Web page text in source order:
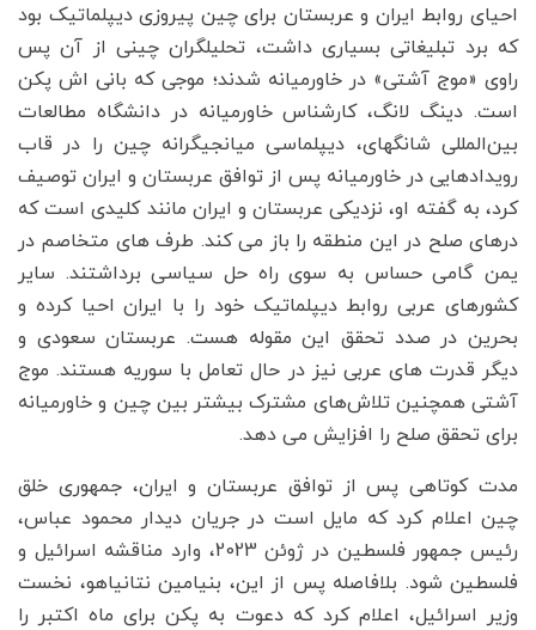
احیای روابط ایران و عربستان برای چین پیروزی دیپلماتیک بود
که برد تبلیغاتی بسیاری داشت، تحلیلگران چینی از آن پس
راوی «موج آشتی» در خاورمیانه شدند؛ موجی که بانی اش پکن
است. دینگ لانگ، کارشناس خاورمیانه در دانشگاه مطالعات
بین‌المللی شانگهای، دیپلماسی میانجیگرانه چین را در قاب
رویدادهایی در خاورمیانه پس از توافق عربستان و ایران توصیف
کرد، به گفته او، نزدیکی عربستان و ایران مانند کلیدی است که
درهای صلح در این منطقه را باز می کند. طرف های متخاصم در
یمن گامی حساس به سوی راه حل سیاسی برداشتند. سایر
کشورهای عربی روابط دیپلماتیک خود را با ایران احیا کرده و
بحرین در صدد تحقق این مقوله هست. عربستان سعودی و
دیگر قدرت های عربی نیز در حال تعامل با سوریه هستند. موج
آشتی همچنین تلاش‌های مشترک بیشتر بین چین و خاورمیانه
برای تحقق صلح را افزایش می دهد.
مدت کوتاهی پس از توافق عربستان و ایران، جمهوری خلق
چین اعلام کرد که مایل است در جریان دیدار محمود عباس،
رئیس جمهور فلسطین در ژوئن 2023، وارد مناقشه اسرائیل و
فلسطین شود. بلافاصله پس از این، بنیامین نتانیاهو، نخست
وزیر اسرائیل، اعلام کرد که دعوت به پکن برای ماه اکتبر را